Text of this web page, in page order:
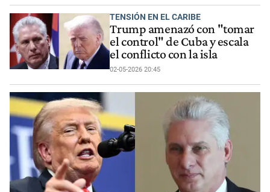
TENSIÓN EN EL CARIBE
Trump amenazó con "tomar
el control" de Cuba y escala
el conflicto con la isla
02-05-2026 20:45